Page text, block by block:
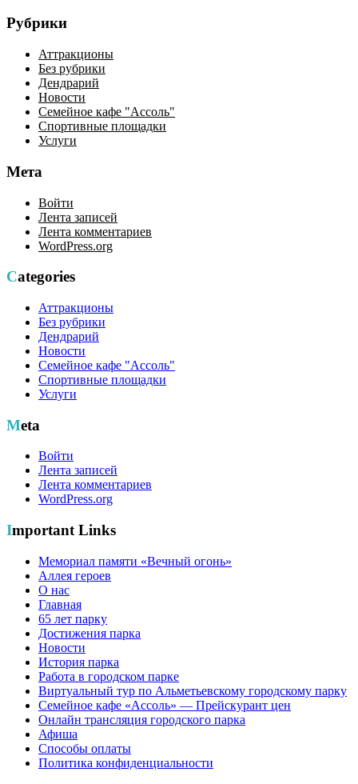
Рубрики
Аттракционы
Без рубрики
Дендрарий
Новости
Семейное кафе "Ассоль"
Спортивные площадки
Услуги
Мета
Войти
Лента записей
Лента комментариев
WordPress.org
Categories
Аттракционы
Без рубрики
Дендрарий
Новости
Семейное кафе "Ассоль"
Спортивные площадки
Услуги
Meta
Войти
Лента записей
Лента комментариев
WordPress.org
Important Links
Мемориал памяти «Вечный огонь»
Аллея героев
О нас
Главная
65 лет парку
Достижения парка
Новости
История парка
Работа в городском парке
Виртуальный тур по Альметьевскому городскому парку
Семейное кафе «Ассоль» — Прейскурант цен
Онлайн трансляция городского парка
Афиша
Способы оплаты
Политика конфиденциальности